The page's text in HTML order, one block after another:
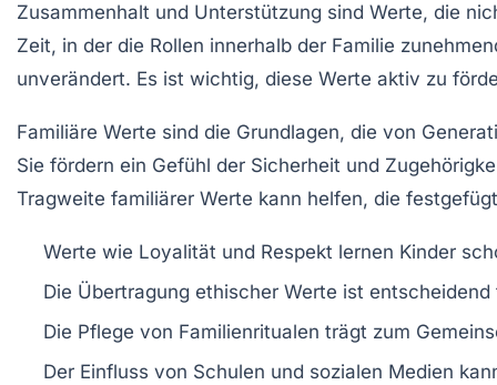
Zusammenhalt und Unterstützung sind Werte, die
Zeit, in der die Rollen innerhalb der Familie
unverändert. Es ist wichtig, diese Werte aktiv zu
Familiäre Werte sind die Grundlagen, die von
Sie fördern ein Gefühl der Sicherheit und
Tragweite familiärer Werte kann helfen, die
Werte wie Loyalität und Respekt lernen Kinder
Die Übertragung ethischer Werte ist
Die Pflege von Familienritualen trägt zum
Der Einfluss von Schulen und sozialen Medien